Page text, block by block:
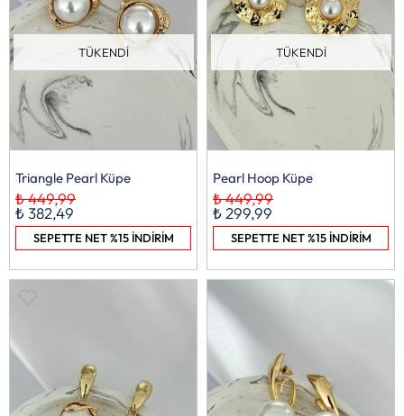
TÜKENDI
Triangle Pearl Küpe
₺ 382,49
₺ 449,99
SEPETTE NET %15 İNDİRİM
TÜKENDI
Pearl Hoop Küpe
₺ 299,99
₺ 449,99
SEPETTE NET %15 İNDİRİM